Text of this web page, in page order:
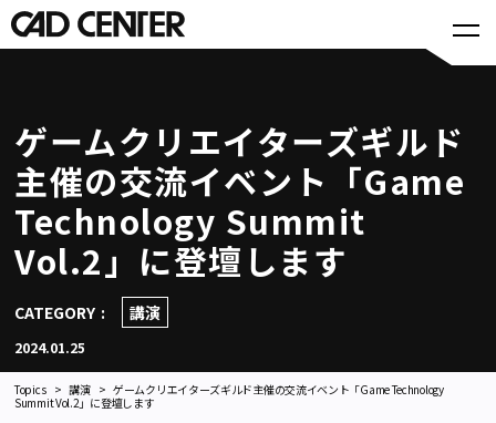
ゲームクリエイターズギルド
主催の交流イベント「Game
Technology Summit
Vol.2」に登壇します
CATEGORY 講演
2024.01.25
Topics 講演
ゲームクリエイターズギルド主催の交流イベント「Game Technology
Summit Vol.2」に登壇します